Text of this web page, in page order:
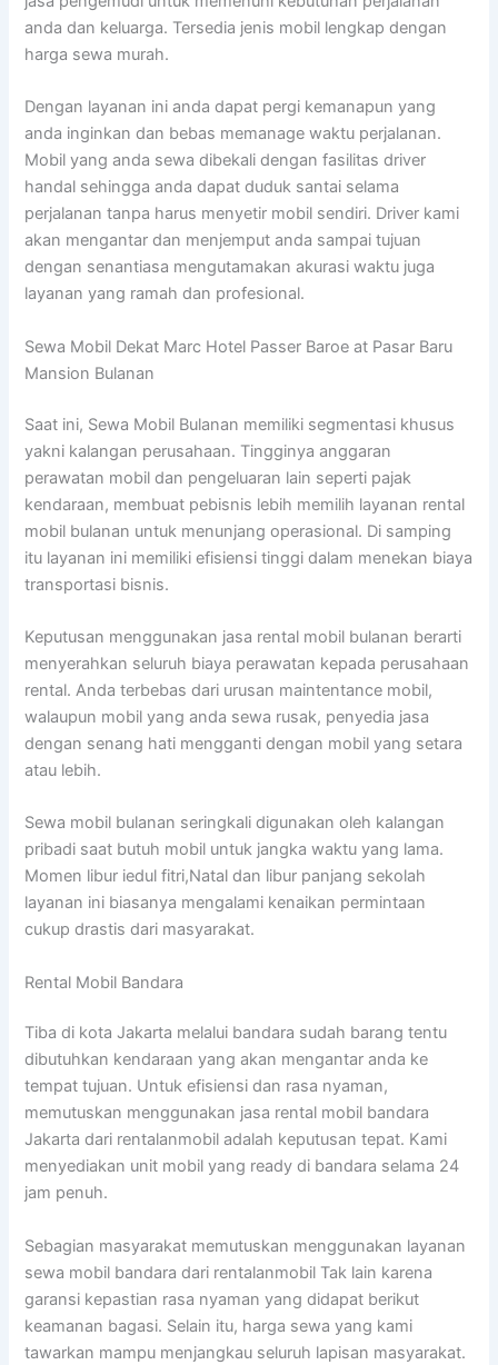
anda dan keluarga. Tersedia jenis mobil lengkap dengan
harga sewa murah.
Dengan layanan ini anda dapat pergi kemanapun yang
anda inginkan dan bebas memanage waktu perjalanan.
Mobil yang anda sewa dibekali dengan fasilitas driver
handal sehingga anda dapat duduk santai selama
perjalanan tanpa harus menyetir mobil sendiri. Driver kami
akan mengantar dan menjemput anda sampai tujuan
dengan senantiasa mengutamakan akurasi waktu juga
layanan yang ramah dan profesional.
Sewa Mobil Dekat Marc Hotel Passer Baroe at Pasar Baru
Mansion Bulanan
Saat ini, Sewa Mobil Bulanan memiliki segmentasi khusus
yakni kalangan perusahaan. Tingginya anggaran
perawatan mobil dan pengeluaran lain seperti pajak
kendaraan, membuat pebisnis lebih memilih layanan rental
mobil bulanan untuk menunjang operasional. Di samping
itu layanan ini memiliki efisiensi tinggi dalam menekan biaya
transportasi bisnis.
Keputusan menggunakan jasa rental mobil bulanan berarti
menyerahkan seluruh biaya perawatan kepada perusahaan
rental. Anda terbebas dari urusan maintentance mobil,
walaupun mobil yang anda sewa rusak, penyedia jasa
dengan senang hati mengganti dengan mobil yang setara
atau lebih.
Sewa mobil bulanan seringkali digunakan oleh kalangan
pribadi saat butuh mobil untuk jangka waktu yang lama.
Momen libur iedul fitri,Natal dan libur panjang sekolah
layanan ini biasanya mengalami kenaikan permintaan
cukup drastis dari masyarakat.
Rental Mobil Bandara
Tiba di kota Jakarta melalui bandara sudah barang tentu
dibutuhkan kendaraan yang akan mengantar anda ke
tempat tujuan. Untuk efisiensi dan rasa nyaman,
memutuskan menggunakan jasa rental mobil bandara
Jakarta dari rentalanmobil adalah keputusan tepat. Kami
menyediakan unit mobil yang ready di bandara selama 24
jam penuh.
Sebagian masyarakat memutuskan menggunakan layanan
sewa mobil bandara dari rentalanmobil Tak lain karena
garansi kepastian rasa nyaman yang didapat berikut
keamanan bagasi. Selain itu, harga sewa yang kami
tawarkan mampu menjangkau seluruh lapisan masyarakat.